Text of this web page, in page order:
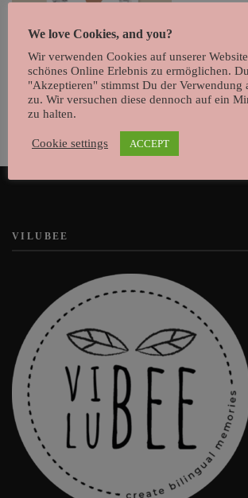
19,99 €
Dieses
weist
können
der
Produktseite
gewählt
werden
VILUBEE
We love Cookies, and you?
Wir verwenden Cookies auf unserer
schönes Online Erlebnis zu ermöglichen.
"Akzeptieren" stimmst Du der Verwendung
zu. Wir versuchen diese dennoch auf ein
zu halten.
Cookie settings ACCEPT